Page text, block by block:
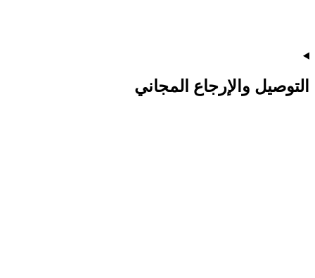
التوصيل والإرجاع المجاني